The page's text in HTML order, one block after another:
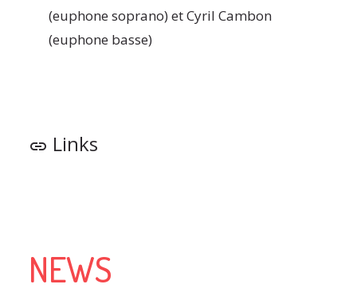
(euphone soprano) et Cyril Cambon
(euphone basse)
link Links
NEWS